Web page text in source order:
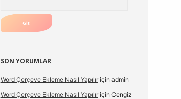
SON YORUMLAR
Word Çerçeve Ekleme Nasıl Yapılıriçin admin
Word Çerçeve Ekleme Nasıl Yapılıriçin Cengiz